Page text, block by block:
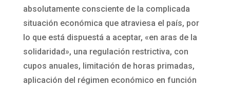
absolutamente consciente de la complicada
situación económica que atraviesa el país, por
lo que está dispuestá a aceptar, «en aras de la
solidaridad», una regulación restrictiva, con
cupos anuales, limitación de horas primadas,
aplicación del régimen económico en función